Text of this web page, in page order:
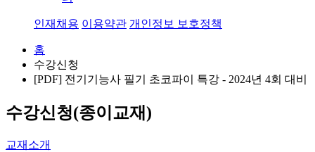
인재채용 이용약관 개인정보 보호정책
홈
수강신청
[PDF] 전기기능사 필기 초코파이 특강 - 2024년 4회 대비
수강신청(종이교재)
교재소개